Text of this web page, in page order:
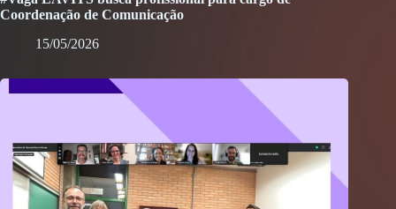
Coordenação de Comunicação
15/05/2026